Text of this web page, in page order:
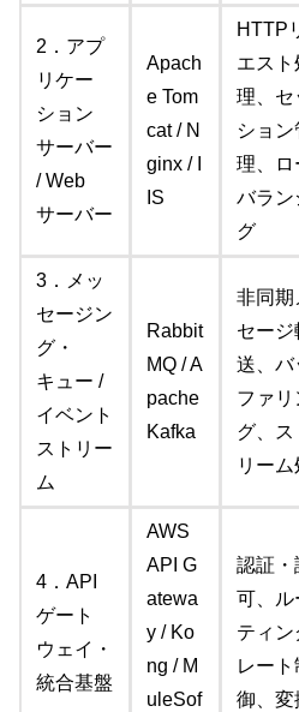
2．アプ
リケー
ション
サーバー
/ Web
サーバー
Apach
e Tom
cat / N
ginx / I
IS
HTTP
エスト
理、セ
ション
理、ロ
バラン
グ
3．メッ
セージン
グ・
キュー /
イベント
ストリー
ム
Rabbit
MQ / A
pache
Kafka
非同期
セージ
送、バ
ファリ
グ、ス
リーム
4．API
ゲート
ウェイ・
統合基盤
AWS
API G
atewa
y / Ko
ng / M
uleSof
認証・
可、ル
ティン
レート
御、変